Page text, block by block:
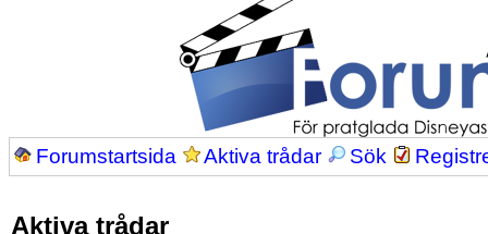
Forumstartsida Aktiva trådar Sök
Aktiva trådar